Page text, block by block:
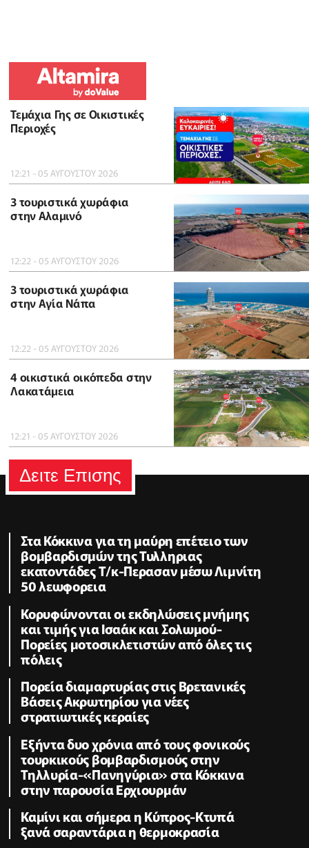
Τεμάχια Γης σε Οικιστικές
Περιοχές
12:21 - 05 ΑΥΓΟΥΣΤΟΥ 2026
3 τουριστικά χωράφια
στην Αλαμινό
12:22 - 05 ΑΥΓΟΥΣΤΟΥ 2026
3 τουριστικά χωράφια
στην Αγία Νάπα
12:22 - 05 ΑΥΓΟΥΣΤΟΥ 2026
4 οικιστικά οικόπεδα στην
Λακατάμεια
12:21 - 05 ΑΥΓΟΥΣΤΟΥ 2026
Δειτε Επισης
Στα Κόκκινα για τη μαύρη επέτειο των
βομβαρδισμών της Τυλληριας
εκατοντάδες Τ/κ-Περασαν μέσω Λιμνίτη
50 λεωφορεια
Κορυφώνονται οι εκδηλώσεις μνήμης
και τιμής για Ισαάκ και Σολωμού-
Πορείες μοτοσικλετιστών από όλες τις
πόλεις
Πορεία διαμαρτυρίας στις Βρετανικές
Βάσεις Ακρωτηρίου για νέες
στρατιωτικές κεραίες
Εξήντα δυο χρόνια από τους φονικούς
τουρκικούς βομβαρδισμούς στην
Τηλλυρία-«Πανηγύρια» στα Κόκκινα
στην παρουσία Ερχιουρμάν
Καμίνι και σήμερα η Κύπρος-Κτυπά
ξανά σαραντάρια η θερμοκρασία